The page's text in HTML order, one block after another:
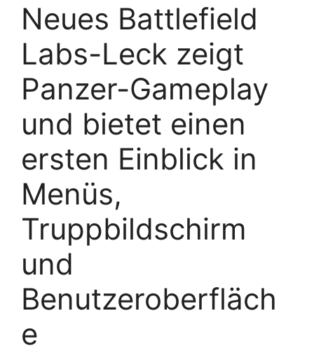
Neues Battlefield
Labs-Leck zeigt
Panzer-Gameplay
und bietet einen
ersten Einblick in
Menüs,
Truppbildschirm
und
Benutzeroberfläch
e